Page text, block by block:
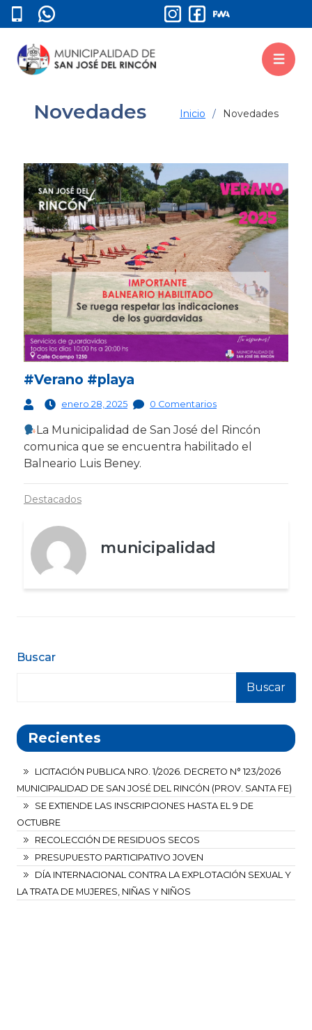
Buscar
Buscar
Recientes
LICITACIÓN PUBLICA NRO. 1/2026. DECRETO N° 123/2026
MUNICIPALIDAD DE SAN JOSÉ DEL RINCÓN (PROV. SANTA FE)
SE EXTIENDE LAS INSCRIPCIONES HASTA EL 9 DE
OCTUBRE
RECOLECCIÓN DE RESIDUOS SECOS
PRESUPUESTO PARTICIPATIVO JOVEN
DÍA INTERNACIONAL CONTRA LA EXPLOTACIÓN SEXUAL Y
LA TRATA DE MUJERES, NIÑAS Y NIÑOS
Novedades Inicio Novedades
#Verano #playa
enero 28, 2025 0 Comentarios
La Municipalidad de San José del Rincón
comunica que se encuentra habilitado el
Balneario Luis Beney.
Destacados
municipalidad